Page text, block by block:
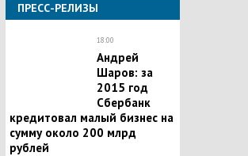
ПРЕСС-РЕЛИЗЫ
18:00
Андрей
Шаров: за
2015 год
Сбербанк
кредитовал малый бизнес на
сумму около 200 млрд
рублей